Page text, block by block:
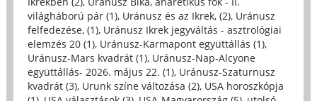
világháború pár (1), Uránusz és az Ikrek, (2), Uránusz
felfedezése, (1), Uránusz Ikrek jegyváltás - asztrológiai
elemzés 20 (1), Uránusz-Karmapont együttállás (1),
Uránusz-Mars kvadrát (1), Uránusz-Nap-Alcyone
együttállás- 2026. május 22. (1), Uránusz-Szaturnusz
kvadrát (3), Urunk színe változása (2), USA horoszkópja